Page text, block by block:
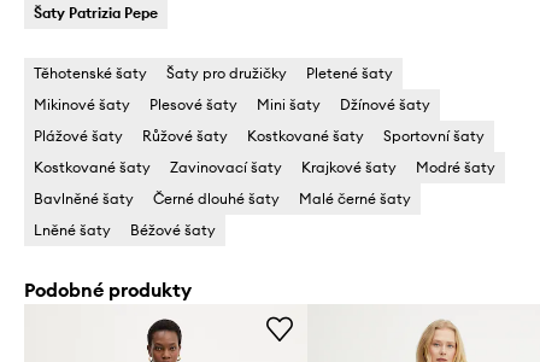
Šaty Patrizia Pepe
Těhotenské šaty Šaty pro družičky
Pletené šaty
Mikinové šaty
Plesové šaty Mini šaty
Džínové šaty
Plážové šaty
Růžové šaty Kostkované šaty
Sportovní šaty
Kostkované šaty
Zavinovací šaty Krajkové šaty
Modré šaty
Bavlněné šaty
Černé dlouhé šaty
Malé černé šaty
Lněné šaty
Béžové šaty
Podobné produkty